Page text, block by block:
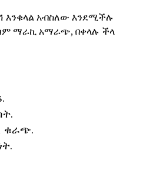
እንቁላል አብስለው እንደሚችሉ
ማራኪ አማራጭ, በቀላሉ ችላ
ቁራጭ.